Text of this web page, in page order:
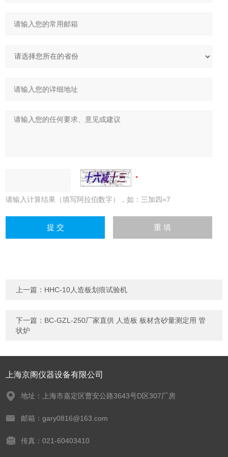
请输入计算结果（填写阿拉伯数字），如：三加四=7
上一篇： HHC-10人造板划痕试验机
下一篇： BC-GZL-250厂家直供 人造板 板材含砂量测定用 管
状炉
上海京阁仪器设备有限公司
地址：上海市嘉定区曹安公路3643号D区307厂房
邮箱：gary0816@163.com
传真：021-60403410